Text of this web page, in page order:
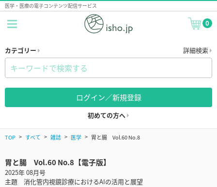
医学・医療の電子コンテンツ配信サービス
0
カテゴリー 詳細検索
ログイン／新規登録
初めての方へ
TOP すべて 雑誌 医学 胃と腸 Vol.60 No.8
胃と腸 Vol.60 No.8【電子版】
2025年 08月号
主題 消化管内視鏡診療におけるAIの活用と展望